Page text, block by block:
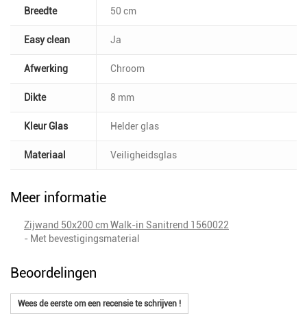
Breedte 50 cm
Easy clean Ja
Afwerking Chroom
Dikte 8 mm
Kleur Glas Helder glas
Materiaal Veiligheidsglas
Meer informatie
Zijwand 50x200 cm Walk-in Sanitrend 1560022
- Met bevestigingsmaterial
Beoordelingen
Wees de eerste om een recensie te schrijven !